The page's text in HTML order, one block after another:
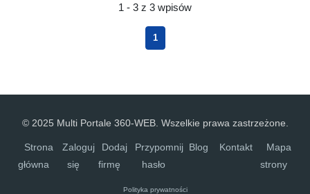
1 - 3 z 3 wpisów
1
© 2025 Multi Portale 360-WEB. Wszelkie prawa zastrzeżone.
Strona
główna
Zaloguj
się
Dodaj
firmę
Przypomnij
hasło
Blog Kontakt
Mapa
strony
Polityka prywatności